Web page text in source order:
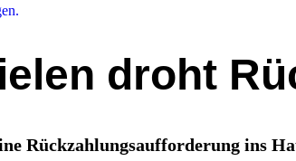
droht
Rückzahlungsaufforderung ins